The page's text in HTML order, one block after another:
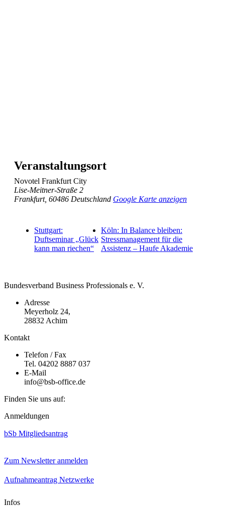
Veranstaltungsort
Novotel Frankfurt City
Lise-Meitner-Straße 2
Frankfurt, 60486 Deutschland Google Karte anzeigen
Stuttgart:
Duftseminar „Glück
kann man riechen“
Köln: In Balance bleiben:
Stressmanagement für die
Assistenz – Haufe Akademie
Bundesverband Business Professionals e. V.
Adresse
Meyerholz 24,
28832 Achim
Kontakt
Telefon / Fax
Tel. 04202 8887 037
E-Mail
info@bsb-office.de
Finden Sie uns auf:
Facebook
opens
window
Linkedin
opens
window
Instagram
opens
window
Anmeldungen
bSb Mitgliedsantrag
Zum Newsletter anmelden
Aufnahmeantrag Netzwerke
Infos